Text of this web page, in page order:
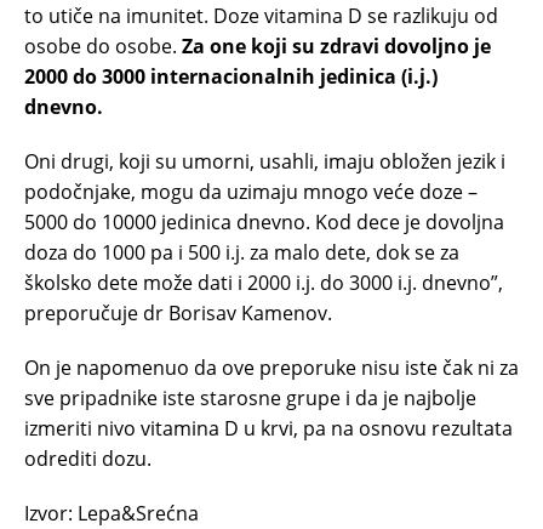
to utiče na imunitet. Doze vitamina D se razlikuju od
osobe do osobe. Za one koji su zdravi dovoljno je
2000 do 3000 internacionalnih jedinica (i.j.)
dnevno.
Oni drugi, koji su umorni, usahli, imaju obložen jezik i
podočnjake, mogu da uzimaju mnogo veće doze –
5000 do 10000 jedinica dnevno. Kod dece je dovoljna
doza do 1000 pa i 500 i.j. za malo dete, dok se za
školsko dete može dati i 2000 i.j. do 3000 i.j. dnevno”,
preporučuje dr Borisav Kamenov.
On je napomenuo da ove preporuke nisu iste čak ni za
sve pripadnike iste starosne grupe i da je najbolje
izmeriti nivo vitamina D u krvi, pa na osnovu rezultata
odrediti dozu.
Izvor: Lepa&Srećna